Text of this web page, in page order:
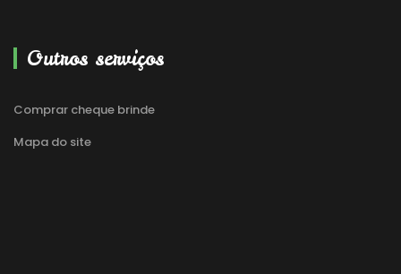
Outros serviços
Comprar cheque brinde
Mapa do site